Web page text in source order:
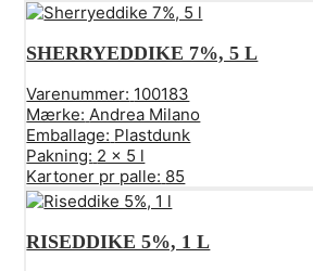
SHERRYEDDIKE 7%, 5 L
Varenummer: 100183
Mærke: Andrea Milano
Emballage: Plastdunk
Pakning: 2 x 5 l
Kartoner pr palle: 85
RISEDDIKE 5%, 1 L